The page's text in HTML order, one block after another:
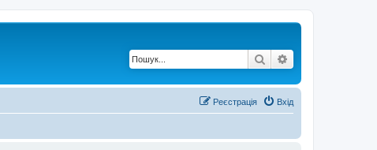
Пошук
Вхід
Реєстрація